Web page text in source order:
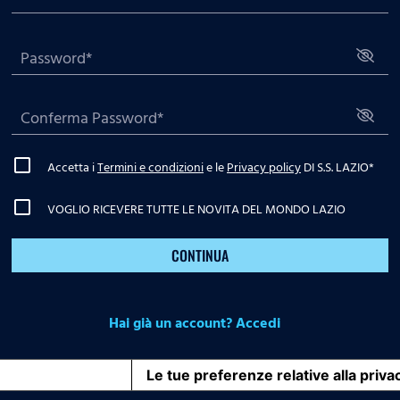
Accetta iTermini e condizionie lePrivacy policyDI S.S. LAZIO*
VOGLIO RICEVERE TUTTE LE NOVITA DEL MONDO LAZIO
CONTINUA
Hai già un account? Accedi
Le tue preferenze relative alla